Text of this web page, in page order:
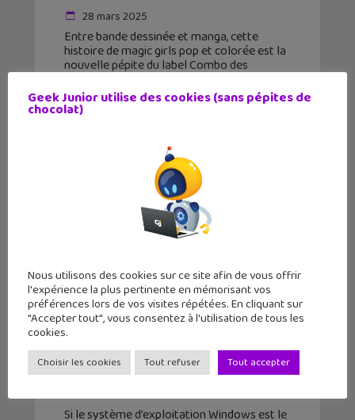
28 mars 2025
Entre bande dessinée et manga, cette
histoire de magic girls pop et colorée est la
nouvelle pépite du label Combo des
Je débute sur PC : rendre Windows
un peu moins curieux
28 mars 2025
Si le système d’exploitation Windows est le
Geek Junior utilise des cookies (sans pépites de
chocolat)
Nous utilisons des cookies sur ce site afin de vous offrir
l'expérience la plus pertinente en mémorisant vos
préférences lors de vos visites répétées. En cliquant sur
"Accepter tout", vous consentez à l'utilisation de tous les
cookies.
Choisir les cookies Tout refuser Tout accepter